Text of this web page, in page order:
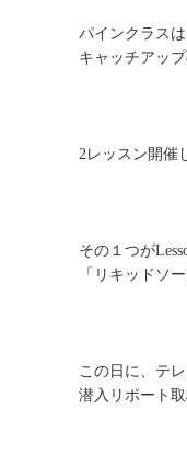
パインクラス
キャッチアップ
2レッスン開催
その１つが
「リキッドソ
この日に、テ
潜入リポート取